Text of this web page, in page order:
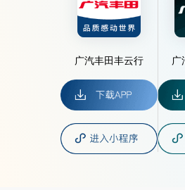
广汽丰田丰云行 广